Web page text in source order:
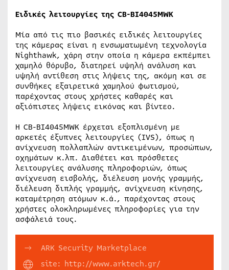
Ειδικές λειτουργίες της CB-BI4045MWK
Μία από τις πιο βασικές ειδικές λειτουργίες
της κάμερας είναι η ενσωματωμένη τεχνολογία
Nighthawk, χάρη στην οποία η κάμερα εκπέμπει
χαμηλό θόρυβο, διατηρεί υψηλή ανάλυση και
υψηλή αντίθεση στις λήψεις της, ακόμη και σε
συνθήκες εξαιρετικά χαμηλού φωτισμού,
παρέχοντας στους χρήστες καθαρές και
αξιόπιστες λήψεις εικόνας και βίντεο.
Η CB-BI4045MWK έρχεται εξοπλισμένη με
αρκετές έξυπνες λειτουργίες (IVS), όπως η
ανίχνευση πολλαπλών αντικειμένων, προσώπων,
οχημάτων κ.λπ. Διαθέτει και πρόσθετες
λειτουργίες ανάλυσης πληροφοριών, όπως
ανίχνευση εισβολής, διέλευση μονής γραμμής,
διέλευση διπλής γραμμής, ανίχνευση κίνησης,
καταμέτρηση ατόμων κ.ά., παρέχοντας στους
χρήστες ολοκληρωμένες πληροφορίες για την
ασφάλειά τους.
ARK Security Marketplace
site: http://www.arktech.gr/